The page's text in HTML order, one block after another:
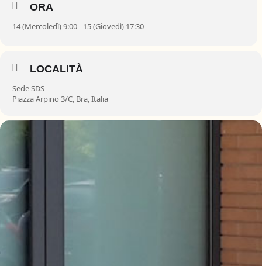
ORA
14 (Mercoledì) 9:00 - 15 (Giovedì) 17:30
LOCALITÀ
Sede SDS
Piazza Arpino 3/C, Bra, Italia